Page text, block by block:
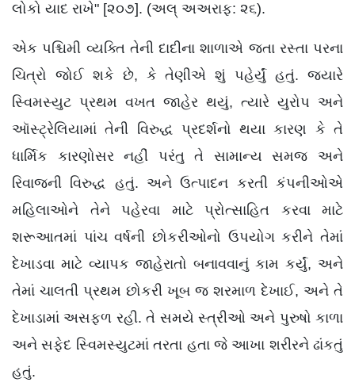
લોકો યાદ રાખે" [૨૦૭]. (અલ્ અઅરાફ: ૨૬).
એક પશ્ચિમી વ્યક્તિ તેની દાદીના શાળાએ જતા રસ્તા પરના
ચિત્રો જોઈ શકે છે, કે તેણીએ શું પહેર્યું હતું. જ્યારે
સ્વિમસ્યુટ પ્રથમ વખત જાહેર થયું, ત્યારે યુરોપ અને
ઑસ્ટ્રેલિયામાં તેની વિરુદ્ધ પ્રદર્શનો થયા કારણ કે તે
ધાર્મિક કારણોસર નહીં પરંતુ તે સામાન્ય સમજ અને
રિવાજની વિરુદ્ધ હતું. અને ઉત્પાદન કરતી કંપનીઓએ
મહિલાઓને તેને પહેરવા માટે પ્રોત્સાહિત કરવા માટે
શરૂઆતમાં પાંચ વર્ષની છોકરીઓનો ઉપયોગ કરીને તેમાં
દેખાડવા માટે વ્યાપક જાહેરાતો બનાવવાનું કામ કર્યું, અને
તેમાં ચાલતી પ્રથમ છોકરી ખૂબ જ શરમાળ દેખાઈ, અને તે
દેખાડામાં અસફળ રહી. તે સમયે સ્ત્રીઓ અને પુરુષો કાળા
અને સફેદ સ્વિમસ્યુટમાં તરતા હતા જે આખા શરીરને ઢાંકતું
હતું.